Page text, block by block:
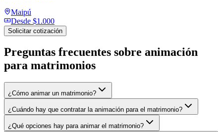
Maipú
Desde $1.000
Solicitar cotización
Preguntas frecuentes sobre animación
para matrimonios
¿Cómo animar un matrimonio?
¿Cuándo hay que contratar la animación para el matrimonio?
¿Qué opciones hay para animar el matrimonio?